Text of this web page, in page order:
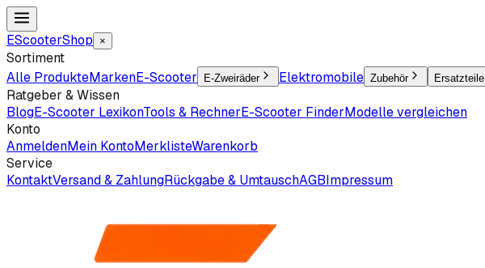
EScooterShop ×
Sortiment
Alle ProdukteMarkenE-Scooter E-Zweiräder Elektromobile Zubehör Ersatzteile
Ratgeber & Wissen
BlogE-Scooter LexikonTools & RechnerE-Scooter FinderModelle vergleichen
Konto
AnmeldenMein KontoMerklisteWarenkorb
Service
KontaktVersand & ZahlungRückgabe & UmtauschAGBImpressum